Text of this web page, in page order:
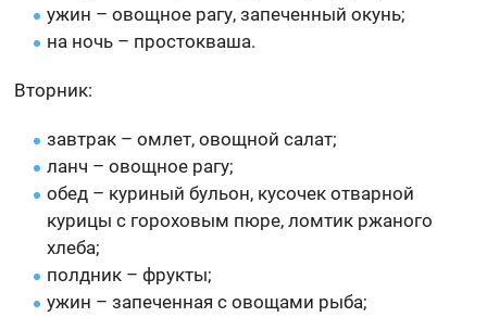
ужин – овощное рагу, запеченный окунь;
на ночь – простокваша.
Вторник:
завтрак – омлет, овощной салат;
ланч – овощное рагу;
обед – куриный бульон, кусочек отварной
курицы с гороховым пюре, ломтик ржаного
хлеба;
полдник – фрукты;
ужин – запеченная с овощами рыба;